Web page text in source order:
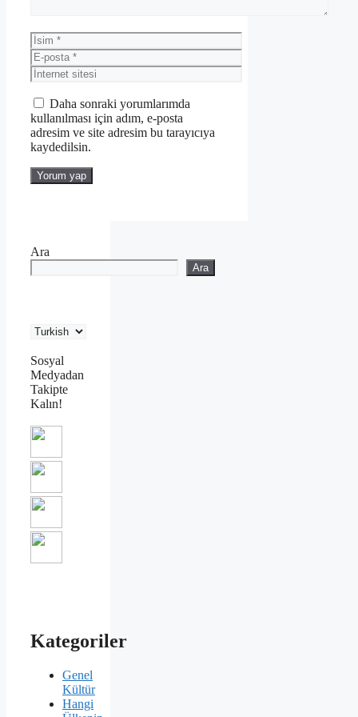
İsim
E-
posta
İnternet
sitesi
Daha sonraki yorumlarımda
kullanılması için adım, e-posta
adresim ve site adresim bu tarayıcıya
kaydedilsin.
Ara
Ara
Sosyal
Medyadan
Takipte
Kalın!
Kategoriler
Genel
Kültür
Hangi